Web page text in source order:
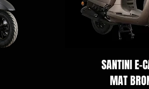
SANTINI E-
MAT